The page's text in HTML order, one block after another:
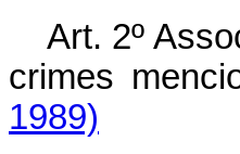
Art. 2º
crimes
1989)